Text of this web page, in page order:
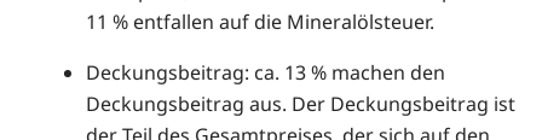
11 % entfallen auf die Mineralölsteuer.
Deckungsbeitrag: ca. 13 % machen den
Deckungsbeitrag aus. Der Deckungsbeitrag ist